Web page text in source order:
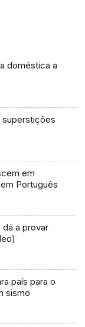
doméstica a
superstições
em
Português
a provar
país para o
sismo